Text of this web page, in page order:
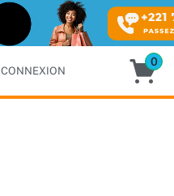
CONNEXION
0